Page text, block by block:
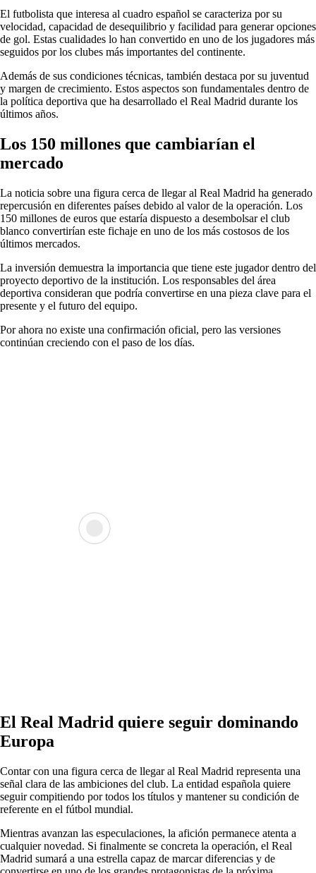
El futbolista que interesa al cuadro español se caracteriza por su
velocidad, capacidad de desequilibrio y facilidad para generar opciones
de gol. Estas cualidades lo han convertido en uno de los jugadores más
seguidos por los clubes más importantes del continente.
Además de sus condiciones técnicas, también destaca por su juventud
y margen de crecimiento. Estos aspectos son fundamentales dentro de
la política deportiva que ha desarrollado el Real Madrid durante los
últimos años.
Los 150 millones que cambiarían el
mercado
La noticia sobre una figura cerca de llegar al Real Madrid ha generado
repercusión en diferentes países debido al valor de la operación. Los
150 millones de euros que estaría dispuesto a desembolsar el club
blanco convertirían este fichaje en uno de los más costosos de los
últimos mercados.
La inversión demuestra la importancia que tiene este jugador dentro del
proyecto deportivo de la institución. Los responsables del área
deportiva consideran que podría convertirse en una pieza clave para el
presente y el futuro del equipo.
Por ahora no existe una confirmación oficial, pero las versiones
continúan creciendo con el paso de los días.
El Real Madrid quiere seguir dominando
Europa
Contar con una figura cerca de llegar al Real Madrid representa una
señal clara de las ambiciones del club. La entidad española quiere
seguir compitiendo por todos los títulos y mantener su condición de
referente en el fútbol mundial.
Mientras avanzan las especulaciones, la afición permanece atenta a
cualquier novedad. Si finalmente se concreta la operación, el Real
Madrid sumará a una estrella capaz de marcar diferencias y de